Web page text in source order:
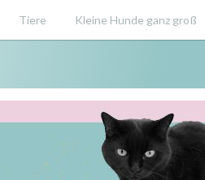
Tiere Kleine Hunde ganz groß